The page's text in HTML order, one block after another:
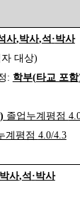
사,박사,석 ·박사
대상)
: 학부(타교 포함
) 졸업누계평점
계평점 4.0/4.3
박사,석 ·박사